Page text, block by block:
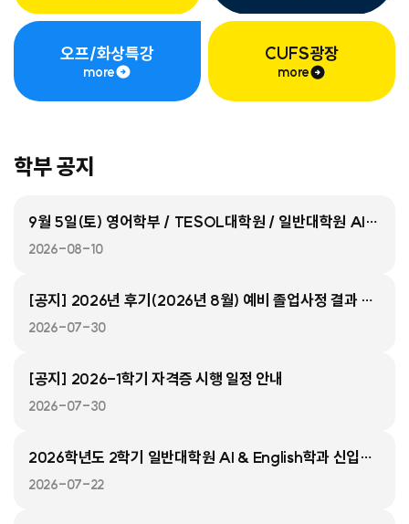
오프/화상특강
more
CUFS광장
more
학부 공지
9월 5일(토) 영어학부 / TESOL대학원 / 일반대학원 AI & English학과 콜로퀴엄 안내(오프라인)
2026-08-10
[공지] 2026년 후기(2026년 8월) 예비 졸업사정 결과 확인 안내
2026-07-30
[공지] 2026-1학기 자격증 시행 일정 안내
2026-07-30
2026학년도 2학기 일반대학원 AI & English학과 신입생 추가 모집 안내(2026년 9월 1일 입학)
2026-07-22